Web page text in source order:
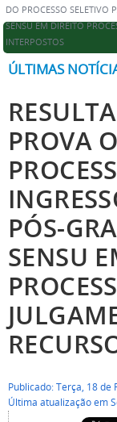
DO PROCESSO SELETIVO
SENSU EM DIREITO
INTERPOSTOS
ÚLTIMAS
PROVA
PÓS-
SENSU
Publicado: Terça, 18 de
Última atualização em